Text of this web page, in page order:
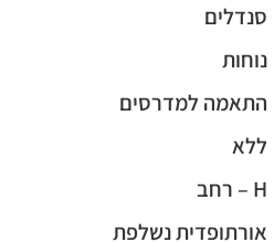
סנדלים
נוחות
התאמה למדרסים
ללא
H – רחב
אורתופדית נשלפת